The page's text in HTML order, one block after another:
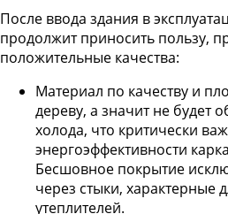
После ввода здания в
продолжит приносить пользу,
положительные качества:
Материал по качеству и
дереву, а значит не будет
холода, что критически
энергоэффективности
Бесшовное покрытие
через стыки, характерные
утеплителей.